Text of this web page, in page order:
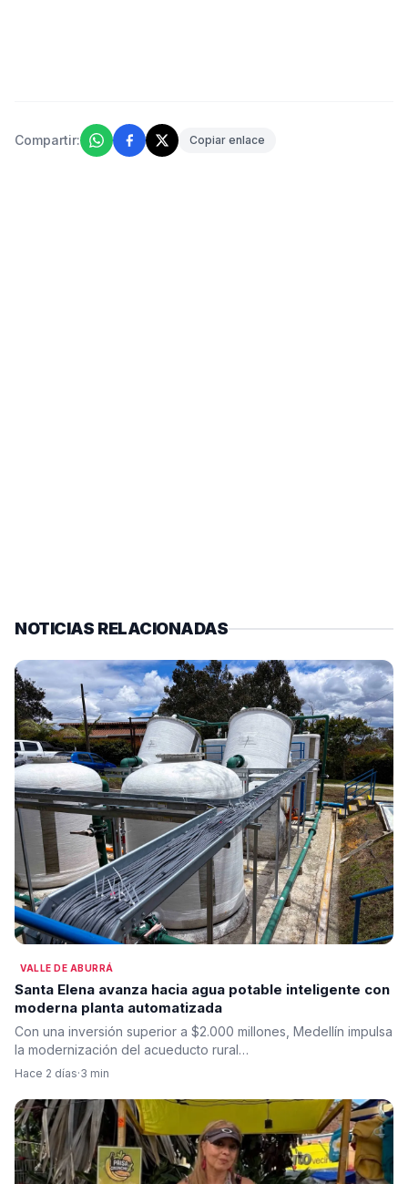
Compartir: Copiar enlace
NOTICIAS RELACIONADAS
VALLE DE ABURRÁ
Santa Elena avanza hacia agua potable inteligente con
moderna planta automatizada
Con una inversión superior a $2.000 millones, Medellín impulsa
la modernización del acueducto rural…
Hace 2 días·3 min